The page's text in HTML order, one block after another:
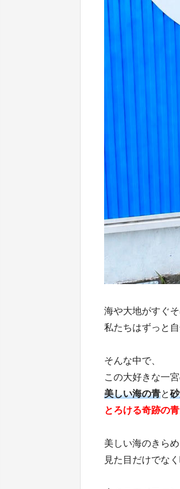
海や大地がすぐ
私たちはずっと
そんな中で、
この大好きな一
美しい海の青と
とろける奇跡の
美しい海のきら
見た目だけでな